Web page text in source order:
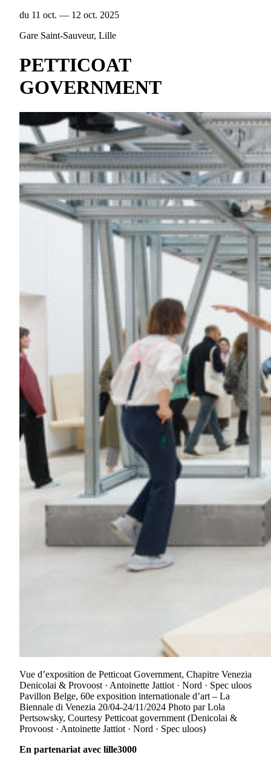
du 11 oct. — 12 oct. 2025
Gare Saint-Sauveur, Lille
PETTICOAT
GOVERNMENT
Vue d’exposition de Petticoat Government, Chapitre Venezia
Denicolai & Provoost · Antoinette Jattiot · Nord · Spec uloos
Pavillon Belge, 60e exposition internationale d’art – La
Biennale di Venezia 20/04-24/11/2024 Photo par Lola
Pertsowsky, Courtesy Petticoat government (Denicolai &
Provoost · Antoinette Jattiot · Nord · Spec uloos)
En partenariat avec lille3000